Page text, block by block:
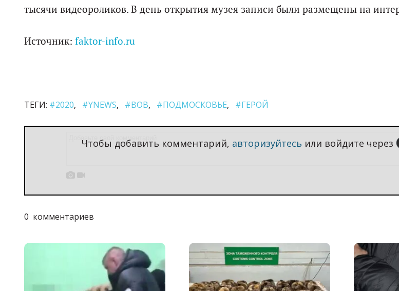
тысячи видеороликов. В день открытия музея записи были размещены на
Источник: faktor-info.ru
ТЕГИ: #2020 #YNEWS #ВОВ #ПОДМОСКОВЬЕ #ГЕРОЙ
Чтобы добавить комментарий, авторизуйтесь или войдите через
 
0 комментариев